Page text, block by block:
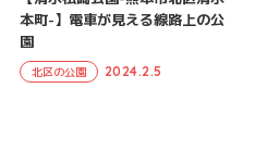
本町-】電車が見える線路上の公
園
北区の公園 2024.2.5